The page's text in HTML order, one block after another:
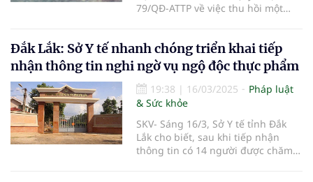
79/QĐ-ATTP về việc thu hồi một
khỏe người tiêu dùng.
Đắk Lắk: Sở Y tế nhanh chóng triển khai tiếp
nhận thông tin nghi ngờ vụ ngộ độc thực phẩm
19:38 | 16/03/2025
Pháp luật
& Sức khỏe
SKV- Sáng 16/3, Sở Y tế tỉnh Đắk
Lắk cho biết, sau khi tiếp nhận
thông tin có 14 người được chăm